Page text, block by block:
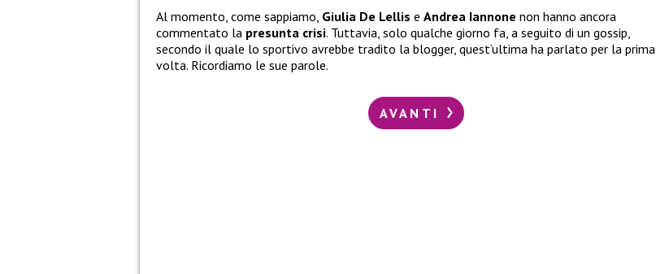
Al momento, come sappiamo, Giulia De Lellis e Andrea Iannone non hanno ancora
commentato la presunta crisi. Tuttavia, solo qualche giorno fa, a seguito di un gossip,
secondo il quale lo sportivo avrebbe tradito la blogger, quest’ultima ha parlato per la prima
volta. Ricordiamo le sue parole.
AVANTI